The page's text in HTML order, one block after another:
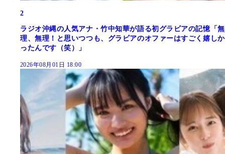
2
ラジオ沖縄の人気アナ・竹中知華が語る初グラビアの記憶「無
理、無理！と思いつつも、グラビアのオファーはすごく嬉しか
ったんです（笑）」
2026年08月01日 18:00